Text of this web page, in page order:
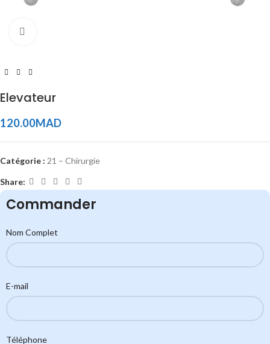
Elevateur
120.00MAD
Catégorie : 21 – Chirurgie
Share:
Commander
Nom Complet
E-mail
Téléphone